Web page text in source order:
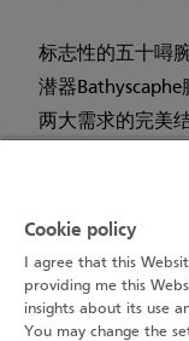
标志性的五十噚
潜器
两大需求的完美
潜水而设计的腕
发布的五十噚系
表壳、超厚的蓝
五十噚系列500
款代表作——五十
Cookie policy
I agree that this
providing me this
insights about its use
You may change the